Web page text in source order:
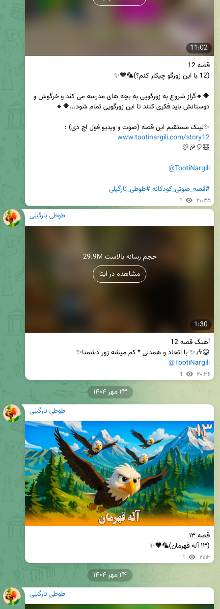
11:02
✨لینک مستقیم این قصه (صوت و ویدیو فول اچ دی) :
www.tootinargili.com/story12
@TootiNargili
#قصه_صوتی_کودکانه#طوطی_نارگیلی
1 ۲۰:۳۵
طوطی نارگیلی
1:30
29.9M حجم رسانه بالاست
مشاهده در ایتا
😃🎶✨ با اتحاد و همدلی * کم میشه زور دشمنا✨
@TootiNargili
1 ۲۰:۳۶
طوطی نارگیلی
(۱۳ آله قهرمان)🦜🧡✨
1 ۲۱:۱۳
۲۳ مهر ۱۴۰۴
طوطی نارگیلی
۲۴ مهر ۱۴۰۴